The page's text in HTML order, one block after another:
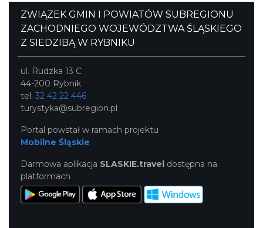
ZWIĄZEK GMIN I POWIATÓW SUBREGIONU
ZACHODNIEGO WOJEWÓDZTWA ŚLĄSKIEGO
Z SIEDZIBĄ W RYBNIKU
ul. Rudzka 13 C
44-200 Rybnik
tel. 32 42 22 446
turystyka@subregion.pl
Portal powstał w ramach projektu
Mobilne Śląskie
Darmowa aplikacja SLASKIE.travel dostępna na
platformach